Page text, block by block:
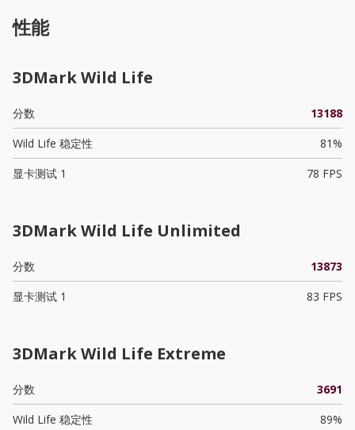
性能
3DMark Wild Life
分数
13188
Wild Life 稳定性
81%
显卡测试 1
78 FPS
3DMark Wild Life Unlimited
分数
13873
显卡测试 1
83 FPS
3DMark Wild Life Extreme
分数
3691
Wild Life 稳定性
89%